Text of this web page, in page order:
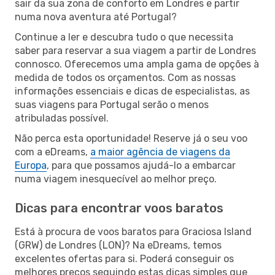
sair da sua zona de conforto em Londres e partir
numa nova aventura até Portugal?
Continue a ler e descubra tudo o que necessita
saber para reservar a sua viagem a partir de Londres
connosco. Oferecemos uma ampla gama de opções à
medida de todos os orçamentos. Com as nossas
informações essenciais e dicas de especialistas, as
suas viagens para Portugal serão o menos
atribuladas possível.
Não perca esta oportunidade! Reserve já o seu voo
com a eDreams, a maior agência de viagens da
Europa, para que possamos ajudá-lo a embarcar
numa viagem inesquecível ao melhor preço.
Dicas para encontrar voos baratos
Está à procura de voos baratos para Graciosa Island
(GRW) de Londres (LON)? Na eDreams, temos
excelentes ofertas para si. Poderá conseguir os
melhores preços seguindo estas dicas simples que